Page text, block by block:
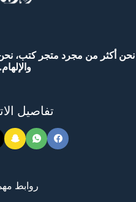
نحن أكثر من مجرد متجر كتب،
والإلهام.
تفاصيل
روابط